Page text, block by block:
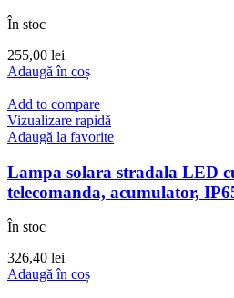
În stoc
255,00 lei
Adaugă în coș
Add to compare
Vizualizare rapidă
Adaugă la favorite
Lampa solara stradala LED
telecomanda, acumulator,
În stoc
326,40 lei
Adaugă în coș